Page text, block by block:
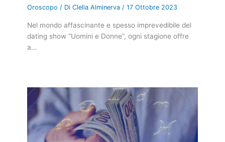
Oroscopo / DiClelia Alminerva/17 Ottobre 2023
Nel mondo affascinante e spesso imprevedibile del
dating show “Uomini e Donne”, ogni stagione offre
a…